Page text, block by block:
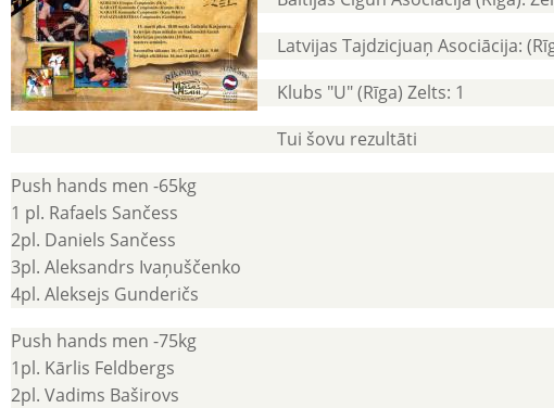
Latvijas Tajdzicjuaņ Asociācija:
Klubs "U" (Rīga) Zelts: 1
Tui šovu rezultāti
Push hands men -65kg
1 pl. Rafaels Sančess
2pl. Daniels Sančess
3pl. Aleksandrs Ivaņuščenko
4pl. Aleksejs Gunderičs
Push hands men -75kg
1pl. Kārlis Feldbergs
2pl. Vadims Baširovs